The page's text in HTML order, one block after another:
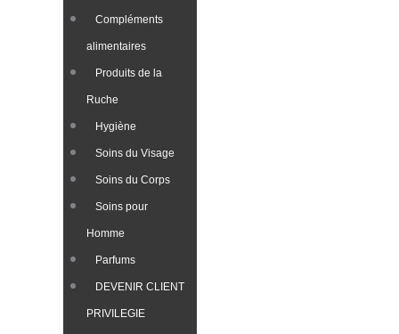
Compléments
alimentaires
Produits de la
Ruche​
Hygiène
Soins du Visage
Soins du Corps
Soins pour
Homme
Parfums
DEVENIR CLIENT
PRIVILEGIE